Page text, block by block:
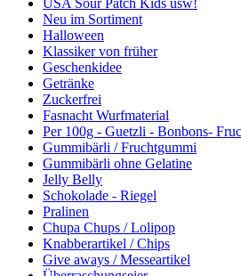
Neu im Sortiment
Halloween
Klassiker von früher
Geschenkidee
Getränke
Zuckerfrei
Fasnacht Wurfmaterial
Per 100g - Guetzli - Bonbons-
Gummibärli / Fruchtgummi
Gummibärli ohne Gelatine
Jelly Belly
Schokolade - Riegel
Pralinen
Chupa Chups / Lolipop
Knabberartikel / Chips
Give aways / Messeartikel